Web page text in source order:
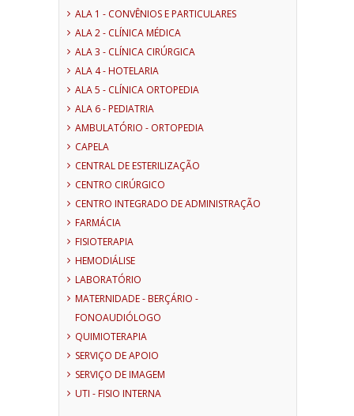
ALA 1 - CONVÊNIOS E PARTICULARES
ALA 2 - CLÍNICA MÉDICA
ALA 3 - CLÍNICA CIRÚRGICA
ALA 4 - HOTELARIA
ALA 5 - CLÍNICA ORTOPEDIA
ALA 6 - PEDIATRIA
AMBULATÓRIO - ORTOPEDIA
CAPELA
CENTRAL DE ESTERILIZAÇÃO
CENTRO CIRÚRGICO
CENTRO INTEGRADO DE ADMINISTRAÇÃO
FARMÁCIA
FISIOTERAPIA
HEMODIÁLISE
LABORATÓRIO
MATERNIDADE - BERÇÁRIO -
FONOAUDIÓLOGO
QUIMIOTERAPIA
SERVIÇO DE APOIO
SERVIÇO DE IMAGEM
UTI - FISIO INTERNA